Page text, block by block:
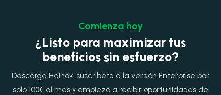
Comienza hoy
¿Listo para maximizar tus
beneficios sin esfuerzo?
Descarga Hainok, suscríbete a la versión Enterprise por
solo 100€ al mes y empieza a recibir oportunidades de